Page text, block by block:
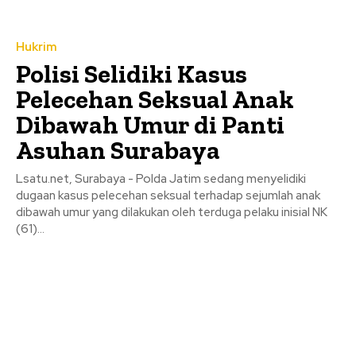
Hukrim
Polisi Selidiki Kasus
Pelecehan Seksual Anak
Dibawah Umur di Panti
Asuhan Surabaya
Lsatu.net, Surabaya - Polda Jatim sedang menyelidiki
dugaan kasus pelecehan seksual terhadap sejumlah anak
dibawah umur yang dilakukan oleh terduga pelaku inisial NK
(61)...